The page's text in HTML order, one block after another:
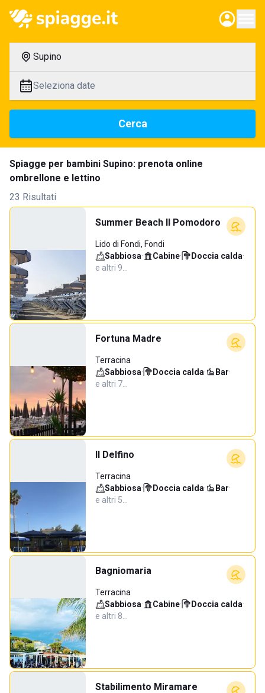
Supino
Seleziona date
Cerca
Spiagge per bambini Supino: prenota online
ombrellone e lettino
23 Risultati
Summer Beach Il Pomodoro
Lido di Fondi, Fondi
Sabbiosa· Cabine· Doccia calda·
e altri 9…
Fortuna Madre
Terracina
Sabbiosa· Doccia calda· Bar·
e altri 7…
Il Delfino
Terracina
Sabbiosa· Doccia calda· Bar·
e altri 5…
Bagniomaria
Terracina
Sabbiosa· Cabine· Doccia calda·
e altri 8…
Stabilimento Miramare